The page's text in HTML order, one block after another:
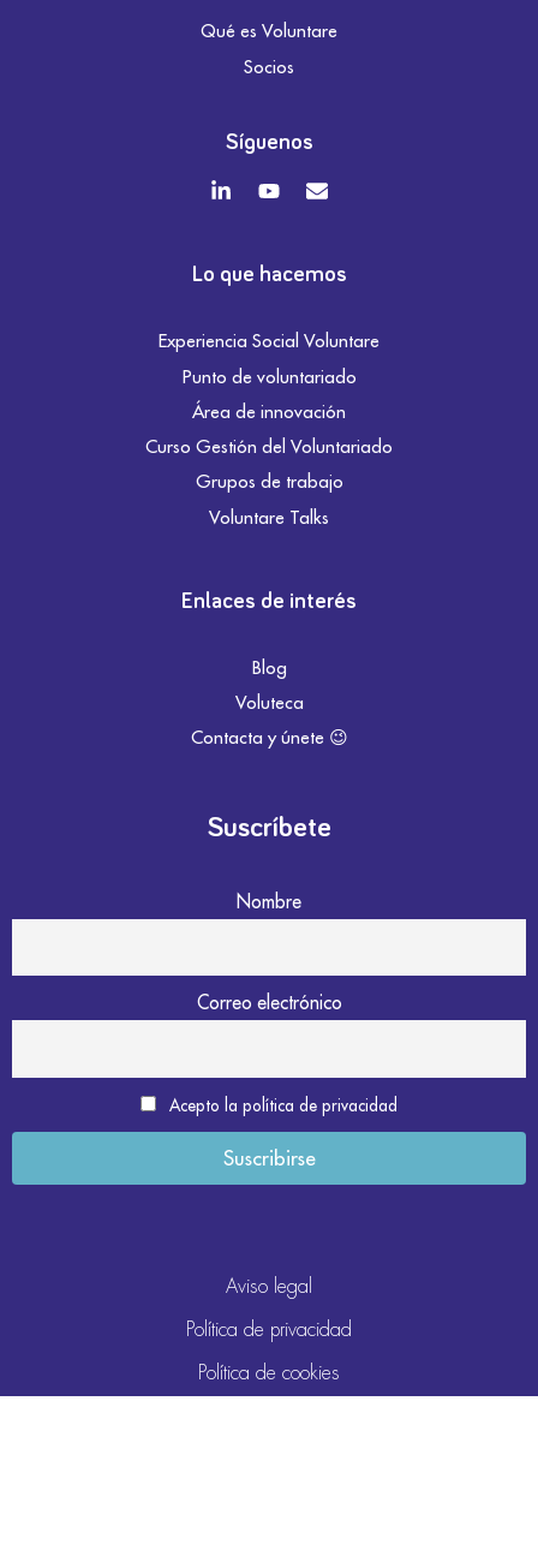
Qué es Voluntare
Socios
Síguenos
Lo que hacemos
Experiencia Social Voluntare
Punto de voluntariado
Área de innovación
Curso Gestión del Voluntariado
Grupos de trabajo
Voluntare Talks
Enlaces de interés
Blog
Voluteca
Contacta y únete 😉
Suscríbete
Nombre
Correo electrónico
Acepto la política de privacidad
Aviso legal
Política de privacidad
Política de cookies